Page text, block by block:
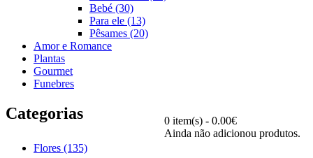
Bebé (30)
Para ele (13)
Pêsames (20)
Amor e Romance
Plantas
Gourmet
Funebres
0 item(s) - 0.00€
Ainda não adicionou produtos.
Categorias
Flores (135)